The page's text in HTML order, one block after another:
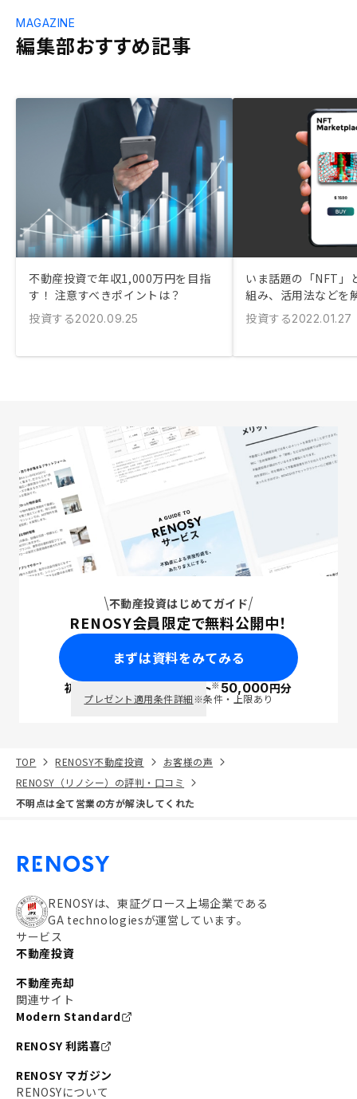
編集部おすすめ記事
MAGAZINE
不動産投資で年収1,000万円を目指
す！ 注意すべきポイントは？
投資する2020.09.25
いま話題の「NFT」
組み、活用法などを
投資する2022.01.27
不動産投資はじめてガイド
RENOSY会員限定で無料公開中！
まずは資料をみてみる
初回面談で ポイント※50,000円分
プレゼント適用条件詳細※条件・上限あり
TOP RENOSY不動産投資
お客様の声
RENOSY（リノシー）の評判・口コミ
不明点は全て営業の方が解決してくれた
RENOSYは、東証グロース上場企業である
GA technologiesが運営しています。
サービス
不動産投資
不動産売却
関連サイト
Modern Standard
RENOSY 利諾喜
RENOSY マガジン
RENOSYについて